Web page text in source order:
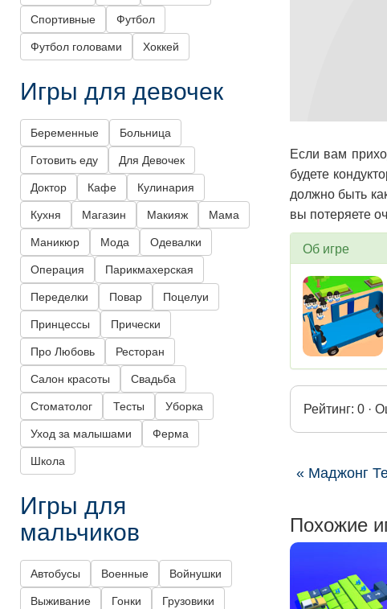
Если вам
будете
должно быть
вы потеряете
Об игре
Рейтинг: 0 ·
« Маджонг
Похожие
Спортивные Футбол
Футбол головами Хоккей
Игры для девочек
Беременные Больница
Готовить еду Для Девочек
Доктор Кафе Кулинария
Кухня Магазин Макияж Мама
Маникюр Мода Одевалки
Операция Парикмахерская
Переделки Повар Поцелуи
Принцессы Прически
Про Любовь Ресторан
Салон красоты Свадьба
Стоматолог Тесты Уборка
Уход за малышами Ферма
Школа
Игры для
мальчиков
Автобусы Военные Войнушки
Выживание Гонки Грузовики